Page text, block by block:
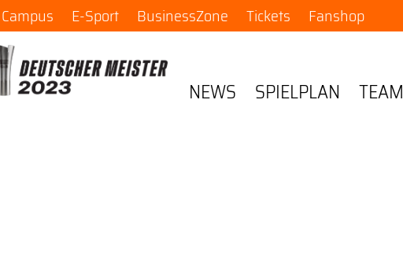
Campus E-Sport BusinessZone Tickets Fanshop
NEWS SPIELPLAN TEAM